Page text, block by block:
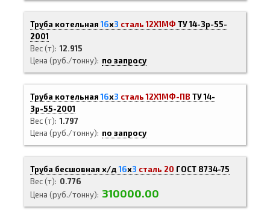
Труба котельная16х3 сталь 12Х1МФ ТУ 14-3р-55-
2001
Вес (т) 12.915
Цена (руб./тонну)
по запросу
Труба котельная16х3 сталь 12Х1МФ-ПВ ТУ 14-
3р-55-2001
Вес (т) 1.797
Цена (руб./тонну)
по запросу
Труба бесшовная х/д16х3 сталь 20 ГОСТ 8734-75
Вес (т)
0.776
Цена (руб./тонну)
310000.00